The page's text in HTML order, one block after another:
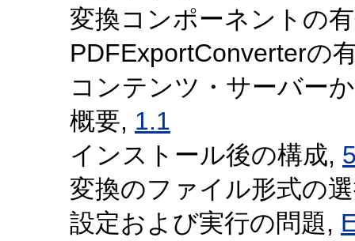
変換コンポーネントの
PDFExportConverterの
コンテンツ・サーバー
概要, 1.1
インストール後の構成,
変換のファイル形式の
設定および実行の問題,